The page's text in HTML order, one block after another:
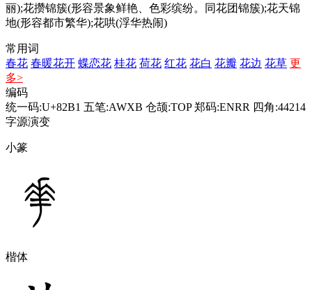
丽);花攒锦簇(形容景象鲜艳、色彩缤纷。同花团锦簇);花天锦
地(形容都市繁华);花哄(浮华热闹)
常用词
春花 春暖花开 蝶恋花 桂花 荷花 红花 花白 花瓣 花边 花草 更
多>
编码
统一码:U+82B1 五笔:AWXB 仓颉:TOP 郑码:ENRR 四角:44214
字源演变
小篆
楷体